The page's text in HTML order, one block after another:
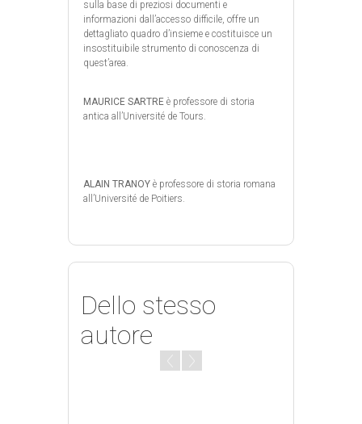
sulla base di preziosi documenti e
informazioni dall’accesso difficile, offre un
dettagliato quadro d’insieme e costituisce un
insostituibile strumento di conoscenza di
quest’area.
MAURICE SARTRE è professore di storia
antica all’Université de Tours.
ALAIN TRANOY è professore di storia romana
all’Université de Poitiers.
Dello stesso
autore